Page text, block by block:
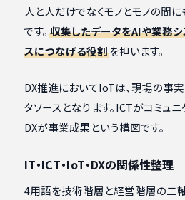
人と人だけでなくモノとモノの間
です。 収集したデータをAIや業務
スにつなげる役割を担います。
DX推進においてIoTは、現場の事
タソースとなります。ICTがコミュ
DXが事業成果という構図です。
IT・ICT・IoT・DXの関係性整理
4用語を技術階層と経営階層の二